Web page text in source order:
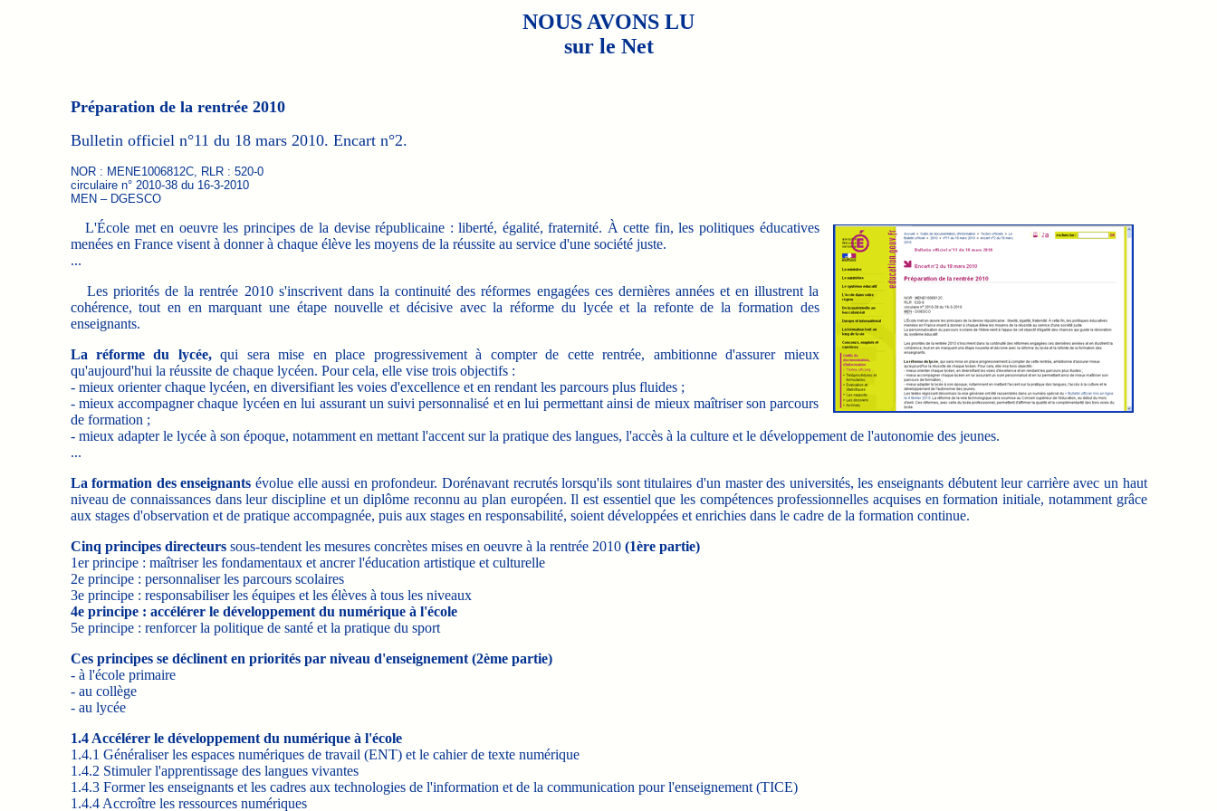
NOUS AVONS LU
sur le Net
Préparation de la rentrée 2010
Bulletin officiel n°11 du 18 mars 2010. Encart n°2.
NOR : MENE1006812C, RLR : 520-0
circulaire n° 2010-38 du 16-3-2010
MEN – DGESCO
L'École met en oeuvre les principes de la devise républicaine : liberté, égalité, fraternité. À cette fin, les politiques éducatives
menées en France visent à donner à chaque élève les moyens de la réussite au service d'une société juste.
...
Les priorités de la rentrée 2010 s'inscrivent dans la continuité des réformes engagées ces dernières années et en illustrent la
cohérence, tout en en marquant une étape nouvelle et décisive avec la réforme du lycée et la refonte de la formation des
enseignants.
La réforme du lycée,qui sera mise en place progressivement à compter de cette rentrée, ambitionne d'assurer mieux
qu'aujourd'hui la réussite de chaque lycéen. Pour cela, elle vise trois objectifs :
- mieux orienter chaque lycéen, en diversifiant les voies d'excellence et en rendant les parcours plus fluides ;
- mieux accompagner chaque lycéen en lui assurant un suivi personnalisé et en lui permettant ainsi de mieux maîtriser son parcours
de formation ;
- mieux adapter le lycée à son époque, notamment en mettant l'accent sur la pratique des langues, l'accès à la culture et le développement de l'autonomie des jeunes.
...
La formation des enseignants évolue elle aussi en profondeur. Dorénavant recrutés lorsqu'ils sont titulaires d'un master des universités, les enseignants débutent leur carrière avec un haut
niveau de connaissances dans leur discipline et un diplôme reconnu au plan européen. Il est essentiel que les compétences professionnelles acquises en formation initiale, notamment grâce
aux stages d'observation et de pratique accompagnée, puis aux stages en responsabilité, soient développées et enrichies dans le cadre de la formation continue.
Cinq principes directeurssous-tendent les mesures concrètes mises en oeuvre à la rentrée 2010 (1ère partie)
1er principe : maîtriser les fondamentaux et ancrer l'éducation artistique et culturelle
2e principe : personnaliser les parcours scolaires
3e principe : responsabiliser les équipes et les élèves à tous les niveaux
4e principe : accélérer le développement du numérique à l'école
5e principe : renforcer la politique de santé et la pratique du sport
Ces principes se déclinent en priorités par niveau d'enseignement (2ème partie)
- à l'école primaire
- au collège
- au lycée
1.4 Accélérer le développement du numérique à l'école
1.4.1 Généraliser les espaces numériques de travail (ENT) et le cahier de texte numérique
1.4.2 Stimuler l'apprentissage des langues vivantes
1.4.3 Former les enseignants et les cadres aux technologies de l'information et de la communication pour l'enseignement (TICE)
1.4.4 Accroître les ressources numériques